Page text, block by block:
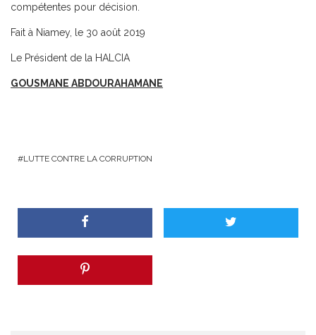
compétentes pour décision.
Fait à Niamey, le 30 août 2019
Le Président de la HALCIA
GOUSMANE ABDOURAHAMANE
LUTTE CONTRE LA CORRUPTION